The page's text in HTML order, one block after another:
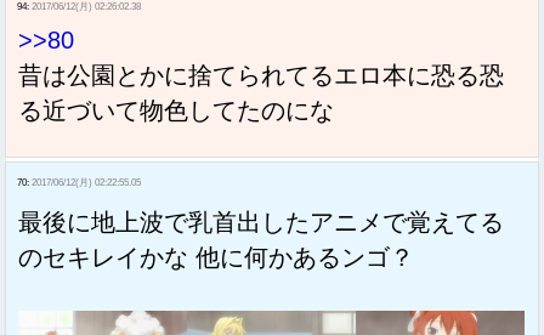
94: 2017/06/12(月) 02:26:02.38
>>80
昔は公園とかに捨てられてるエロ本に恐る恐
る近づいて物色してたのにな
70: 2017/06/12(月) 02:22:55.05
最後に地上波で乳首出したアニメで覚えてる
のセキレイかな 他に何かあるンゴ？